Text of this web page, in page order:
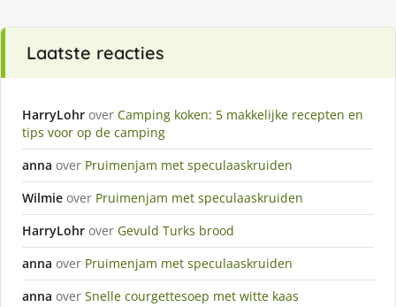
Laatste reacties
HarryLohr over Camping koken: 5 makkelijke recepten en
tips voor op de camping
anna over Pruimenjam met speculaaskruiden
Wilmie over Pruimenjam met speculaaskruiden
HarryLohr over Gevuld Turks brood
anna over Pruimenjam met speculaaskruiden
anna over Snelle courgettesoep met witte kaas